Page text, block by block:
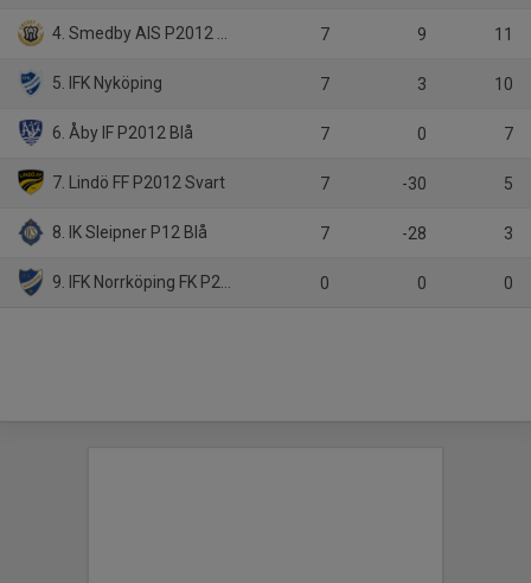
4. Smedby AIS P2012 Gul 7 9 11
5. IFK Nyköping 7 3 10
6. Åby IF P2012 Blå 7 0 7
7. Lindö FF P2012 Svart 7 -30 5
8. IK Sleipner P12 Blå 7 -28 3
9. IFK Norrköping FK P2012 Blå 0 0 0